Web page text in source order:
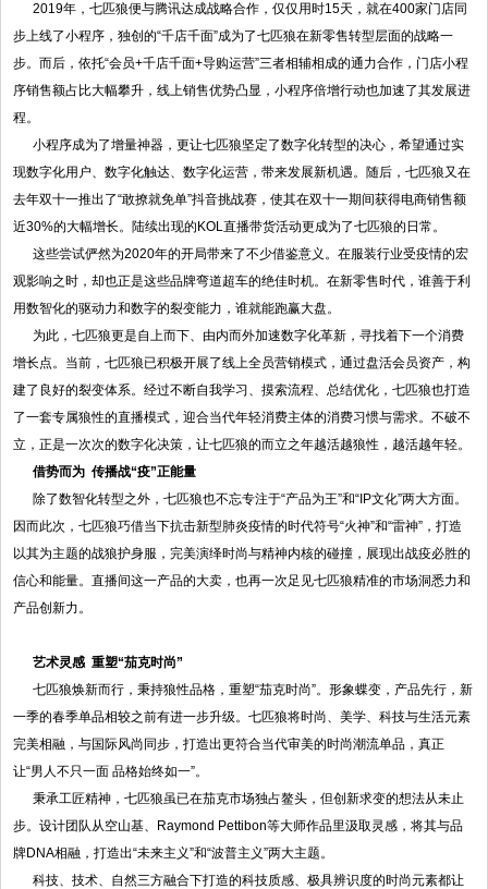
2019年，七匹狼便与腾讯达成战略合作，仅仅用时15天，就在400家门店同
步上线了小程序，独创的“千店千面”成为了七匹狼在新零售转型层面的战略一
步。而后，依托“会员+千店千面+导购运营”三者相辅相成的通力合作，门店小程
序销售额占比大幅攀升，线上销售优势凸显，小程序倍增行动也加速了其发展进
程。
小程序成为了增量神器，更让七匹狼坚定了数字化转型的决心，希望通过实
现数字化用户、数字化触达、数字化运营，带来发展新机遇。随后，七匹狼又在
去年双十一推出了“敢撩就免单”抖音挑战赛，使其在双十一期间获得电商销售额
近30%的大幅增长。陆续出现的KOL直播带货活动更成为了七匹狼的日常。
这些尝试俨然为2020年的开局带来了不少借鉴意义。在服装行业受疫情的宏
观影响之时，却也正是这些品牌弯道超车的绝佳时机。在新零售时代，谁善于利
用数智化的驱动力和数字的裂变能力，谁就能跑赢大盘。
为此，七匹狼更是自上而下、由内而外加速数字化革新，寻找着下一个消费
增长点。当前，七匹狼已积极开展了线上全员营销模式，通过盘活会员资产，构
建了良好的裂变体系。经过不断自我学习、摸索流程、总结优化，七匹狼也打造
了一套专属狼性的直播模式，迎合当代年轻消费主体的消费习惯与需求。不破不
立，正是一次次的数字化决策，让七匹狼的而立之年越活越狼性，越活越年轻。
借势而为 传播战“疫”正能量
除了数智化转型之外，七匹狼也不忘专注于“产品为王”和“IP文化”两大方面。
因而此次，七匹狼巧借当下抗击新型肺炎疫情的时代符号“火神”和“雷神”，打造
以其为主题的战狼护身服，完美演绎时尚与精神内核的碰撞，展现出战疫必胜的
信心和能量。直播间这一产品的大卖，也再一次足见七匹狼精准的市场洞悉力和
产品创新力。
艺术灵感 重塑“茄克时尚”
七匹狼焕新而行，秉持狼性品格，重塑“茄克时尚”。形象蝶变，产品先行，新
一季的春季单品相较之前有进一步升级。七匹狼将时尚、美学、科技与生活元素
完美相融，与国际风尚同步，打造出更符合当代审美的时尚潮流单品，真正
让“男人不只一面 品格始终如一”。
秉承工匠精神，七匹狼虽已在茄克市场独占鳌头，但创新求变的想法从未止
步。设计团队从空山基、Raymond Pettibon等大师作品里汲取灵感，将其与品
牌DNA相融，打造出“未来主义”和“波普主义”两大主题。
科技、技术、自然三方融合下打造的科技质感、极具辨识度的时尚元素都让